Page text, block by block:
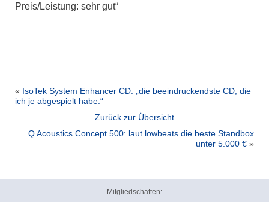
Preis/Leistung: sehr gut“
« IsoTek System Enhancer CD: „die beeindruckendste CD, die
ich je abgespielt habe.“
Zurück zur Übersicht
Q Acoustics Concept 500: laut lowbeats die beste Standbox
unter 5.000 € »
Mitgliedschaften: